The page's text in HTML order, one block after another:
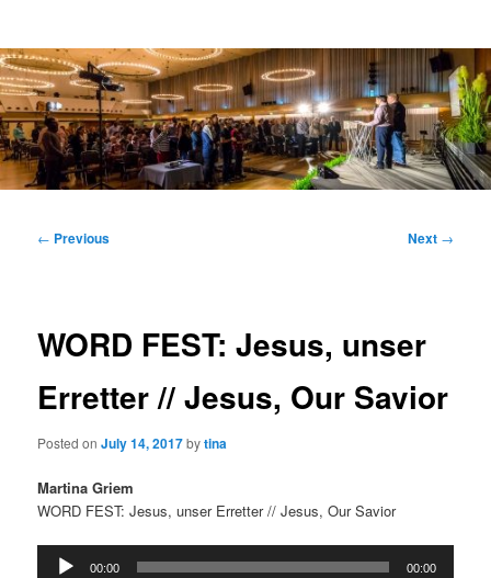
Post
← Previous Next →
WORD FEST: Jesus, unser
Erretter // Jesus, Our Savior
Posted onJuly 14, 2017bytina
Martina Griem
WORD FEST: Jesus, unser Erretter // Jesus, Our Savior
Audio
00:00 00:00